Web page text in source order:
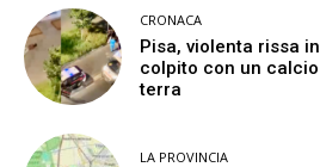
CRONACA
Pisa, violenta rissa
colpito con un
terra
LA PROVINCIA